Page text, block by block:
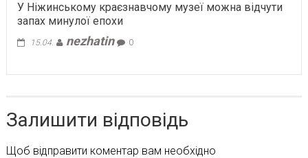
У Ніжинському краєзнавчому музеї можна відчути
запах минулої епохи
15.04. nezhatin 0
Залишити відповідь
Щоб відправити коментар вам необхідно